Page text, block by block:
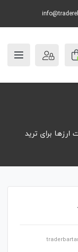
برای ترید